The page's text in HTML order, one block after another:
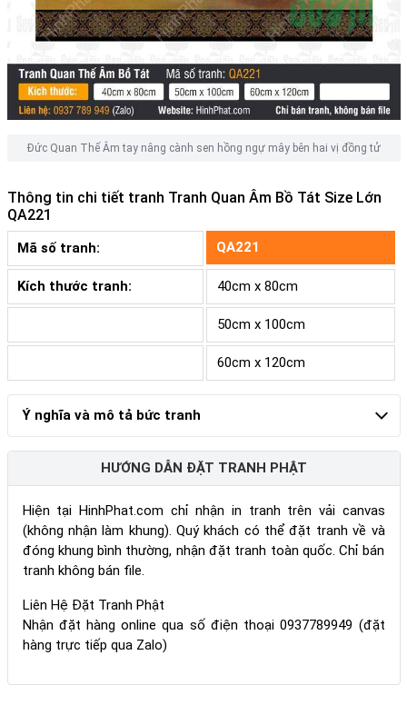
Đức Quan Thế Âm tay nâng cành sen hồng ngự mây bên hai vị đồng tử
Thông tin chi tiết tranh Tranh Quan Âm Bồ Tát Size Lớn
QA221
Mã số tranh: QA221
Kích thước tranh: 40cm x 80cm
50cm x 100cm
60cm x 120cm
Ý nghĩa và mô tả bức tranh
HƯỚNG DẪN ĐẶT TRANH PHẬT
Hiện tại HinhPhat.com chỉ nhận in tranh trên vải canvas
(không nhận làm khung). Quý khách có thể đặt tranh về và
đóng khung bình thường, nhận đặt tranh toàn quốc. Chỉ bán
tranh không bán file.
Liên Hệ Đặt Tranh Phật
Nhận đặt hàng online qua số điện thoại 0937789949 (đặt
hàng trực tiếp qua Zalo)